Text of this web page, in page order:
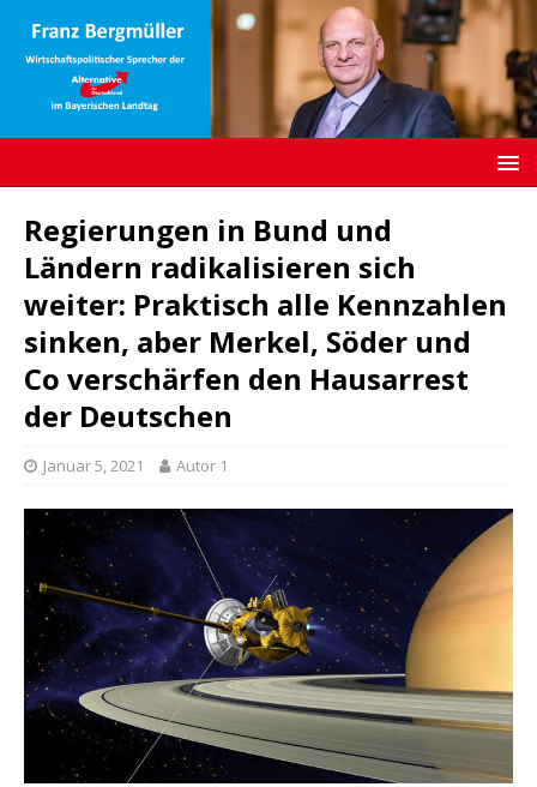
Regierungen in Bund und
Ländern radikalisieren sich
weiter: Praktisch alle Kennzahlen
sinken, aber Merkel, Söder und
Co verschärfen den Hausarrest
der Deutschen
Januar 5, 2021 Autor 1